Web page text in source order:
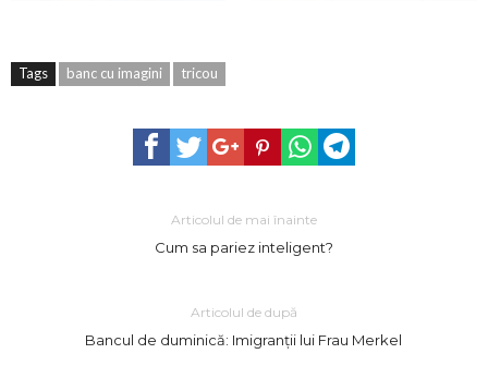
Tags banc cu imagini tricou
Articolul de mai înainte
Cum sa pariez inteligent?
Articolul de după
Bancul de duminică: Imigranții lui Frau Merkel